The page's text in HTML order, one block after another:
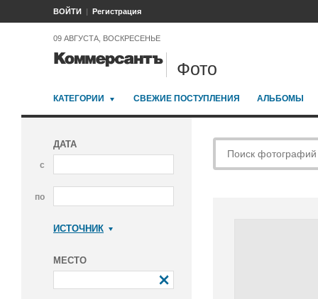
ВОЙТИ Регистрация
09 АВГУСТА, ВОСКРЕСЕНЬЕ
Фото
КАТЕГОРИИ СВЕЖИЕ ПОСТУПЛЕНИЯ АЛЬБОМЫ
ДАТА
с
по
ИСТОЧНИК
МЕСТО